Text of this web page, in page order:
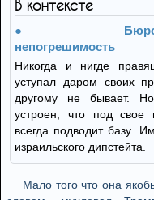
В контексте
непогрешимость
Никогда и нигде
уступал даром своих
другому не бывает.
устроен, что под свое
всегда подводит базу.
израильского дипстейта.
Мало того что она